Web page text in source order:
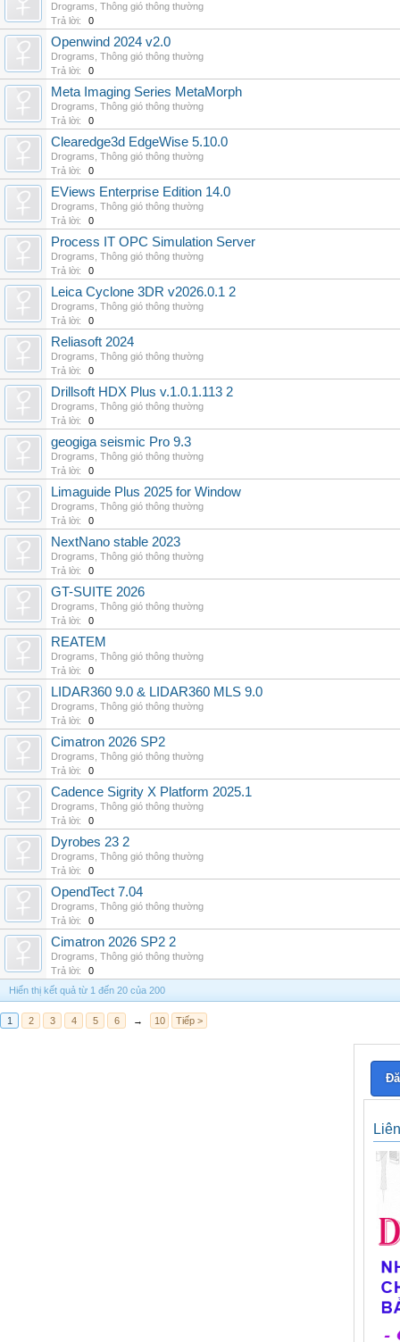
Drograms Thông gió thông thường
Trả lời:
0
Openwind 2024 v2.0
Drograms Thông gió thông thường
Trả lời:
0
Meta Imaging Series MetaMorph
Drograms Thông gió thông thường
Trả lời:
0
Clearedge3d EdgeWise 5.10.0
Drograms Thông gió thông thường
Trả lời:
0
EViews Enterprise Edition 14.0
Drograms Thông gió thông thường
Trả lời:
0
Process IT OPC Simulation Server
Drograms Thông gió thông thường
Trả lời:
0
Leica Cyclone 3DR v2026.0.1 2
Drograms Thông gió thông thường
Trả lời:
0
Reliasoft 2024
Drograms Thông gió thông thường
Trả lời:
0
Drillsoft HDX Plus v.1.0.1.113 2
Drograms Thông gió thông thường
Trả lời:
0
geogiga seismic Pro 9.3
Drograms Thông gió thông thường
Trả lời:
0
Limaguide Plus 2025 for Window
Drograms Thông gió thông thường
Trả lời:
0
NextNano stable 2023
Drograms Thông gió thông thường
Trả lời:
0
GT-SUITE 2026
Drograms Thông gió thông thường
Trả lời:
0
REATEM
Drograms Thông gió thông thường
Trả lời:
0
LIDAR360 9.0 & LIDAR360 MLS 9.0
Drograms Thông gió thông thường
Trả lời:
0
Cimatron 2026 SP2
Drograms Thông gió thông thường
Trả lời:
0
Cadence Sigrity X Platform 2025.1
Drograms Thông gió thông thường
Trả lời:
0
Dyrobes 23 2
Drograms Thông gió thông thường
Trả lời:
0
OpendTect 7.04
Drograms Thông gió thông thường
Trả lời:
0
Cimatron 2026 SP2 2
Drograms Thông gió thông thường
Trả lời:
0
Hiển thị kết quả từ 1 đến 20 của 200
1 2 3 4 5 6 → 10 Tiếp >